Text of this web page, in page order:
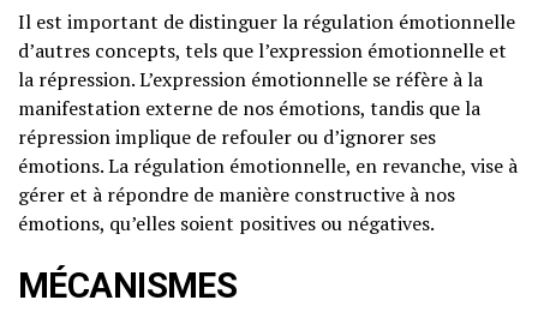
Il est important de distinguer la régulation émotionnelle
d’autres concepts, tels que l’expression émotionnelle et
la répression. L’expression émotionnelle se réfère à la
manifestation externe de nos émotions, tandis que la
répression implique de refouler ou d’ignorer ses
émotions. La régulation émotionnelle, en revanche, vise à
gérer et à répondre de manière constructive à nos
émotions, qu’elles soient positives ou négatives.
MÉCANISMES